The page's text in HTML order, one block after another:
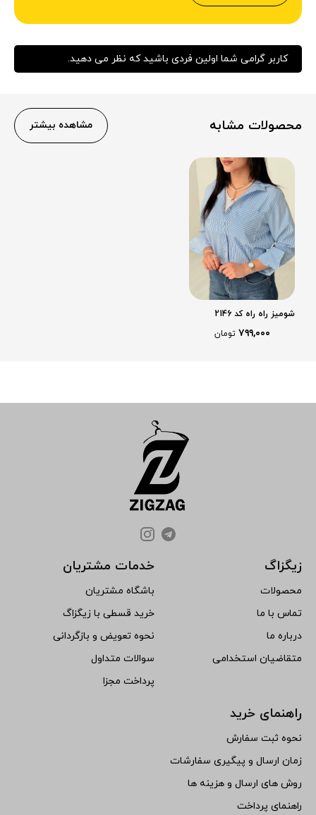
کاربر گرامی شما اولین فردی باشید که نظر می دهید.
محصولات مشابه مشاهده بیشتر
شومیز راه راه کد 2146
۷۹۹,۰۰۰ تومان
زیگزاگ
محصولات
تماس با ما
درباره ما
متقاضیان استخدامی
خدمات مشتریان
باشگاه مشتریان
خرید قسطی با زیگزاگ
نحوه تعویض و بازگردانی
سوالات متداول
پرداخت مجزا
راهنمای خرید
نحوه ثبت سفارش
زمان ارسال و پیگیری سفارشات
روش های ارسال و هزینه ها
راهنمای پرداخت